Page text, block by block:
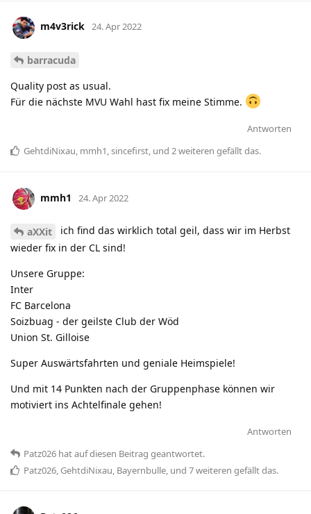
m4v3rick 24. Apr 2022
barracuda
Quality post as usual.
Für die nächste MVU Wahl hast fix meine Stimme.
Antworten
GehtdiNixau, mmh1,sincefirst, und 2weiteren gefällt das.
mmh1 24. Apr 2022
aXXit
ich find das wirklich total geil, dass wir im Herbst
wieder fix in der CL sind!
Unsere Gruppe:
Inter
FC Barcelona
Soizbuag - der geilste Club der Wöd
Union St. Gilloise
Super Auswärtsfahrten und geniale Heimspiele!
Und mit 14 Punkten nach der Gruppenphase können wir
motiviert ins Achtelfinale gehen!
Antworten
Patz026 hatauf diesen Beitrag geantwortet.
Patz026, GehtdiNixau, Bayernbulle, und 7weiteren gefällt das.